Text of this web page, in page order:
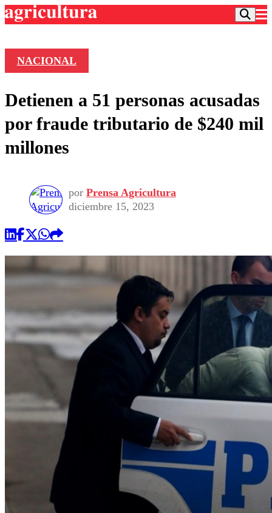
Frecuencias
Agricultura TV
Deportes
Otros Deportes
Seleccion Chilena
Torneo Internacional
Dato Practico
Economía
Internacional
Publicaciones en medios
Opinión
NACIONAL
Detienen a 51 personas acusadas
por fraude tributario de $240 mil
millones
por Prensa Agricultura
diciembre 15, 2023